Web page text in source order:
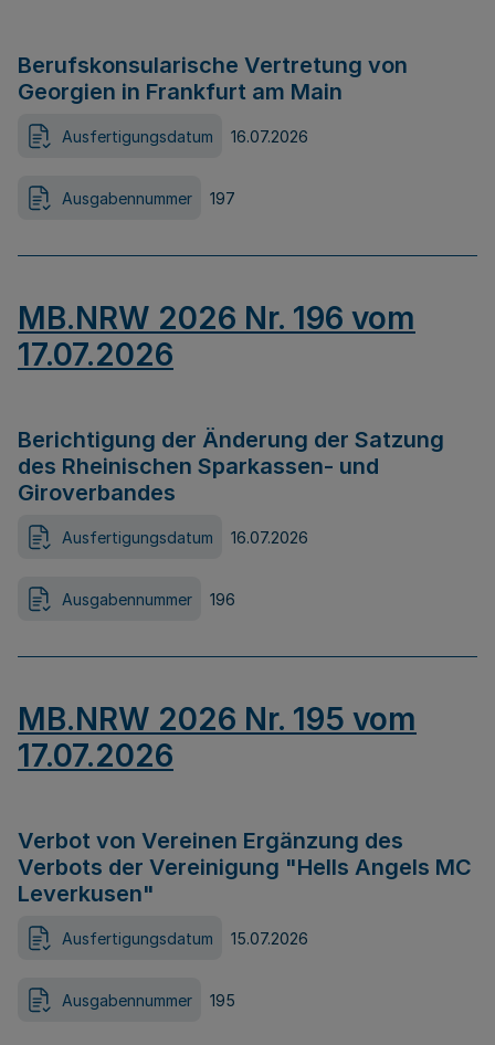
Berufskonsularische Vertretung von
Georgien in Frankfurt am Main
Ausfertigungsdatum 16.07.2026
Ausgabennummer 197
MB.NRW 2026 Nr. 196 vom
17.07.2026
Berichtigung der Änderung der Satzung
des Rheinischen Sparkassen- und
Giroverbandes
Ausfertigungsdatum 16.07.2026
Ausgabennummer 196
MB.NRW 2026 Nr. 195 vom
17.07.2026
Verbot von Vereinen Ergänzung des
Verbots der Vereinigung "Hells Angels MC
Leverkusen"
Ausfertigungsdatum 15.07.2026
Ausgabennummer 195